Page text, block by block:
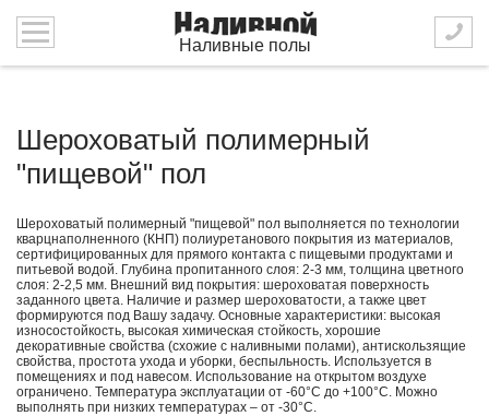
Наливные полы
Шероховатый полимерный
"пищевой" пол
Шероховатый полимерный "пищевой" пол выполняется по технологии
кварцнаполненного (КНП) полиуретанового покрытия из материалов,
сертифицированных для прямого контакта с пищевыми продуктами и
питьевой водой. Глубина пропитанного слоя: 2-3 мм, толщина цветного
слоя: 2-2,5 мм. Внешний вид покрытия: шероховатая поверхность
заданного цвета. Наличие и размер шероховатости, а также цвет
формируются под Вашу задачу. Основные характеристики: высокая
износостойкость, высокая химическая стойкость, хорошие
декоративные свойства (схожие с наливными полами), антискользящие
свойства, простота ухода и уборки, беспыльность. Используется в
помещениях и под навесом. Использование на открытом воздухе
ограничено. Температура эксплуатации от -60°С до +100°С. Можно
выполнять при низких температурах – от -30°С.